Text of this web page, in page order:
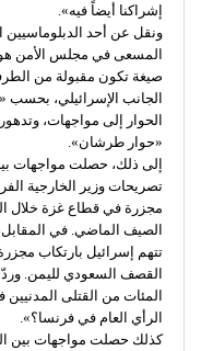
إشراكنا أيضاً فيه».
ونقل عن أحد الدبلوماسيين
المسعى في مجلس الأمن هو
صيغة تكون مقبولة من
الجانب الإسرائيلي، بحسب
الحوار إلى مواجهات،
«حوار طرشان».
إلى ذلك، حصلت مواجهات
تصريحات وزير الخارجية
مجزرة في قطاع غزة خلال
الصيف الماضي. في
تتهم إسرائيل بارتكاب
القصف السعودي لليمن. وردّ
المئات من القتلى
الرأي العام في فرنسا؟».
كذلك حصلت مواجهات بين